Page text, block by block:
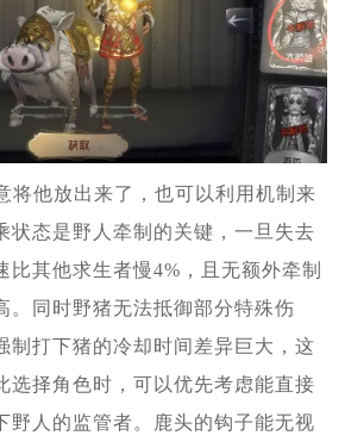
将他放出来了，也可以利用机制来
状态是野人牵制的关键，一旦失去
比其他求生者慢4%，且无额外牵制
。同时野猪无法抵御部分特殊伤
制打下猪的冷却时间差异巨大，这
选择角色时，可以优先考虑能直接
野人的监管者。鹿头的钩子能无视